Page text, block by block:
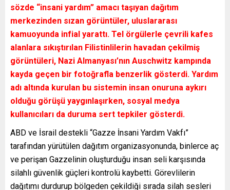
sözde “insani yardım” amacı taşıyan dağıtım
merkezinden sızan görüntüler, uluslararası
kamuoyunda infial yarattı. Tel örgülerle çevrili kafes
alanlara sıkıştırılan Filistinlilerin havadan çekilmiş
görüntüleri, Nazi Almanyası’nın Auschwitz kampında
kayda geçen bir fotoğrafla benzerlik gösterdi. Yardım
adı altında kurulan bu sistemin insan onuruna aykırı
olduğu görüşü yaygınlaşırken, sosyal medya
kullanıcıları da duruma sert tepkiler gösterdi.
ABD ve İsrail destekli “Gazze İnsani Yardım Vakfı”
tarafından yürütülen dağıtım organizasyonunda, binlerce aç
ve perişan Gazzelinin oluşturduğu insan seli karşısında
silahlı güvenlik güçleri kontrolü kaybetti. Görevlilerin
dağıtımı durdurup bölgeden çekildiği sırada silah sesleri